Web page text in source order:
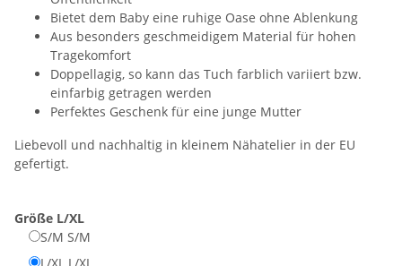
Bietet dem Baby eine ruhige Oase ohne Ablenkung
Aus besonders geschmeidigem Material für hohen
Tragekomfort
Doppellagig, so kann das Tuch farblich variiert bzw.
einfarbig getragen werden
Perfektes Geschenk für eine junge Mutter
Liebevoll und nachhaltig in kleinem Nähatelier in der EU
gefertigt.
Größe L/XL
S/M S/M